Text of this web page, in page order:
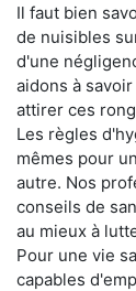
Il faut bien
de nuisibles
d'une
aidons à
attirer ces
Les règles
mêmes pour
autre. Nos
conseils de
au mieux à
Pour une vie
capables